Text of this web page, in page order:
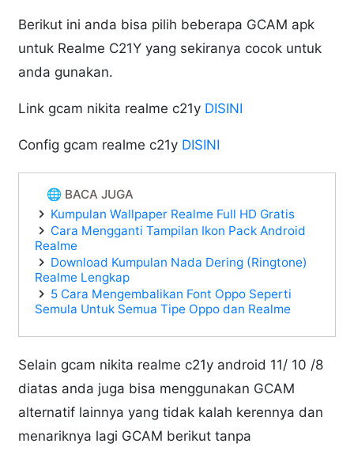
Berikut ini anda bisa pilih beberapa GCAM apk
untuk Realme C21Y yang sekiranya cocok untuk
anda gunakan.
Link gcam nikita realme c21y DISINI
Config gcam realme c21y DISINI
🌐 BACA JUGA
Kumpulan Wallpaper Realme Full HD Gratis
Cara Mengganti Tampilan Ikon Pack Android
Realme
Download Kumpulan Nada Dering (Ringtone)
Realme Lengkap
5 Cara Mengembalikan Font Oppo Seperti
Semula Untuk Semua Tipe Oppo dan Realme
Selain gcam nikita realme c21y android 11/ 10 /8
diatas anda juga bisa menggunakan GCAM
alternatif lainnya yang tidak kalah kerennya dan
menariknya lagi GCAM berikut tanpa